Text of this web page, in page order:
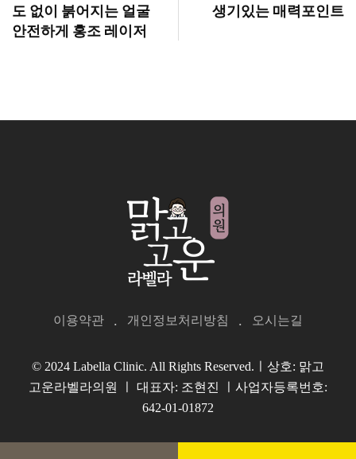
도 없이 붉어지는 얼굴
안전하게 홍조 레이저
생기있는 매력포인트
이용약관 개인정보처리방침 오시는길
© 2024 Labella Clinic. All Rights Reserved.ㅣ상호: 맑고
고운라벨라의원 ㅣ 대표자: 조현진 ㅣ사업자등록번호:
642-01-01872